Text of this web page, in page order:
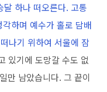
하나 떠오른다. 고통
하며 예수가 홀로 담배
나기 위하여 서울에 잠
있기에 도망갈 수도 없
만 남았습니다. 그 끝이